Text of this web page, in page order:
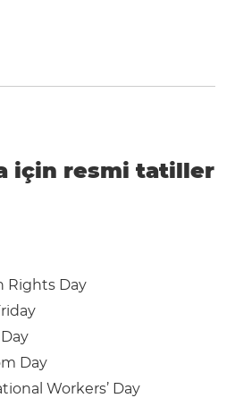
için resmi tatiller
Rights Day
Day
Workers’ Day